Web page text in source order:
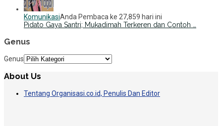
KomunikasiAnda Pembaca ke 27,859 hari ini
Pidato Gaya Santri; Mukadimah Terkeren dan Contoh …
Genus
Genus
About Us
Tentang Organisasi.co.id, Penulis Dan Editor